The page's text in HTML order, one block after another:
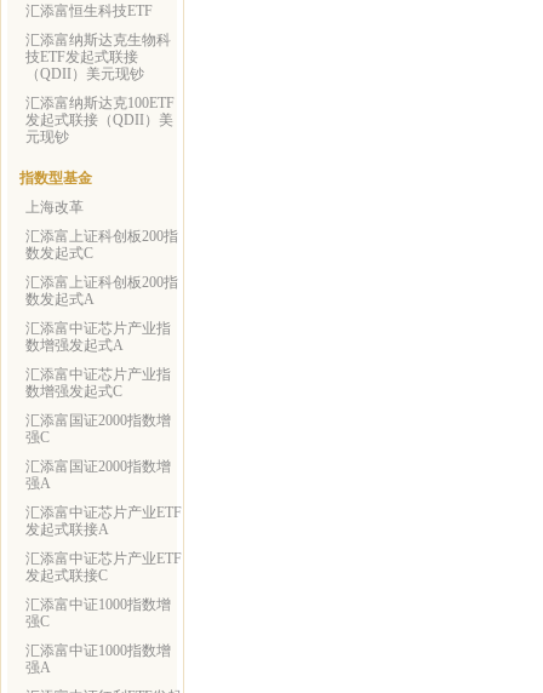
汇添富恒生科技ETF
汇添富纳斯达克生物科
技ETF发起式联接
（QDII）美元现钞
汇添富纳斯达克100ETF
发起式联接（QDII）美
元现钞
指数型基金
上海改革
汇添富上证科创板200指
数发起式C
汇添富上证科创板200指
数发起式A
汇添富中证芯片产业指
数增强发起式A
汇添富中证芯片产业指
数增强发起式C
汇添富国证2000指数增
强C
汇添富国证2000指数增
强A
汇添富中证芯片产业ETF
发起式联接A
汇添富中证芯片产业ETF
发起式联接C
汇添富中证1000指数增
强C
汇添富中证1000指数增
强A